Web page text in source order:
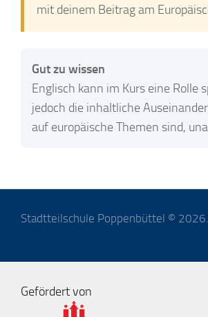
mit deinem Beitrag am
Gut zu wissen
Englisch kann im Kurs eine
jedoch die inhaltliche
auf europäische Themen sind,
Stadtteilschule Poppenbüttel ©
Gefördert von